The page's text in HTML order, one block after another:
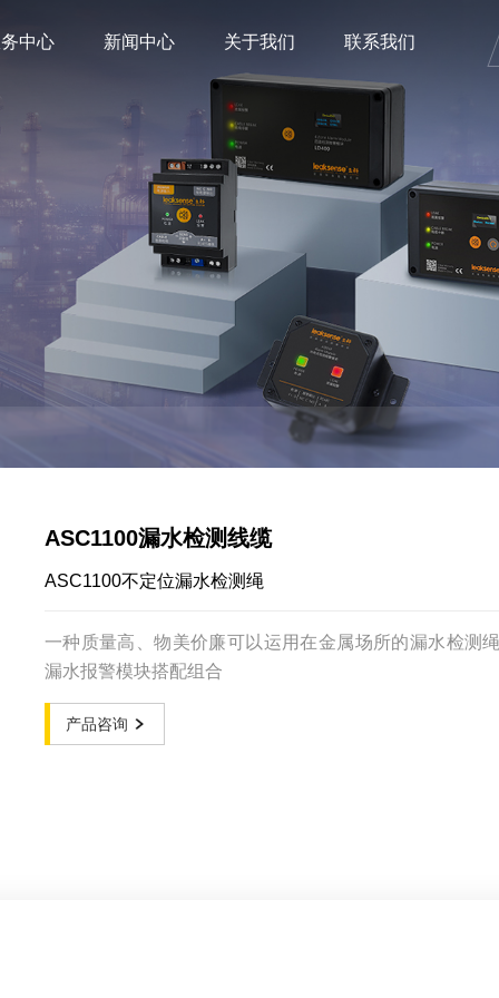
中心 新闻中心 关于我们 联系我们
ASC1100漏水检测线缆
ASC1100不定位漏水检测绳
一种质量高、物美价廉可以运用在金属场所的漏水检测
漏水报警模块搭配组合
产品咨询